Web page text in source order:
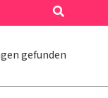
gefunden